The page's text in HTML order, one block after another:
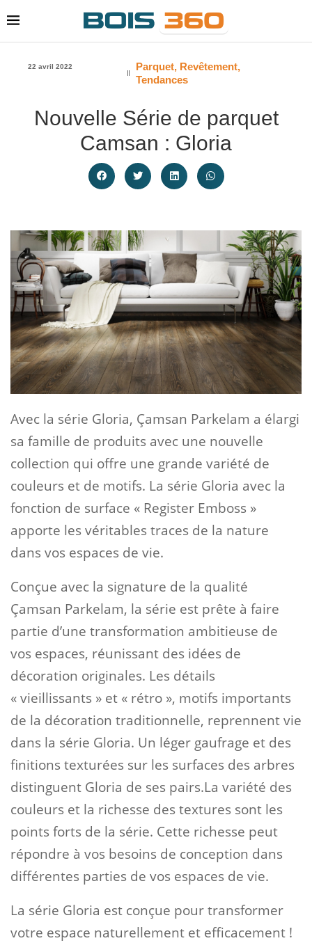
22 avril 2022 Parquet, Revêtement,
Tendances
Nouvelle Série de parquet
Camsan : Gloria
Avec la série Gloria, Çamsan Parkelam a élargi
sa famille de produits avec une nouvelle
collection qui offre une grande variété de
couleurs et de motifs. La série Gloria avec la
fonction de surface « Register Emboss »
apporte les véritables traces de la nature
dans vos espaces de vie.
Conçue avec la signature de la qualité
Çamsan Parkelam, la série est prête à faire
partie d’une transformation ambitieuse de
vos espaces, réunissant des idées de
décoration originales. Les détails
« vieillissants » et « rétro », motifs importants
de la décoration traditionnelle, reprennent vie
dans la série Gloria. Un léger gaufrage et des
finitions texturées sur les surfaces des arbres
distinguent Gloria de ses pairs.La variété des
couleurs et la richesse des textures sont les
points forts de la série. Cette richesse peut
répondre à vos besoins de conception dans
différentes parties de vos espaces de vie.
La série Gloria est conçue pour transformer
votre espace naturellement et efficacement !